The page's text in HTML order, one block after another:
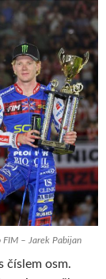
– Jarek Pabijan
číslem osm.